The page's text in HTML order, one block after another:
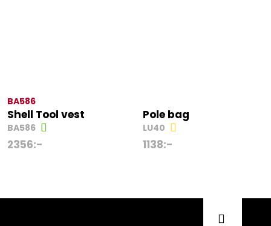
BA586
Shell Tool vest
BA586
2356:-
Pole bag
LU40
1138:-